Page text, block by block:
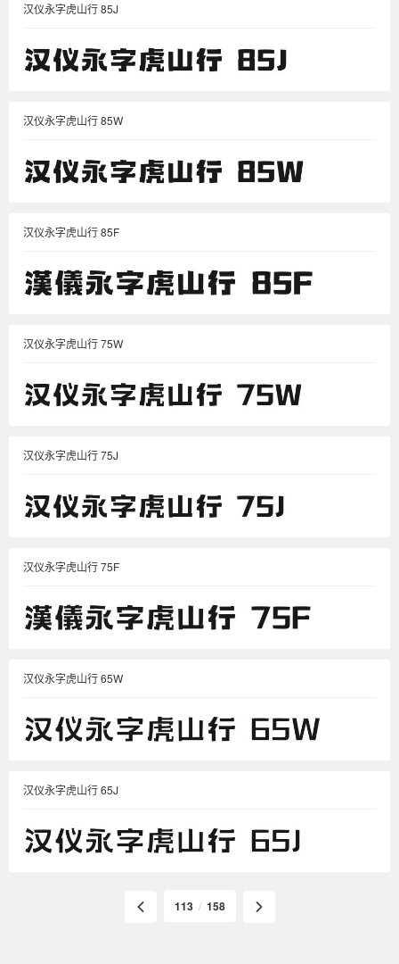
汉仪永字虎山行 85J
汉仪永字虎山行 85W
汉仪永字虎山行 85F
汉仪永字虎山行 75W
汉仪永字虎山行 75J
汉仪永字虎山行 75F
汉仪永字虎山行 65W
汉仪永字虎山行 65J
113 / 158